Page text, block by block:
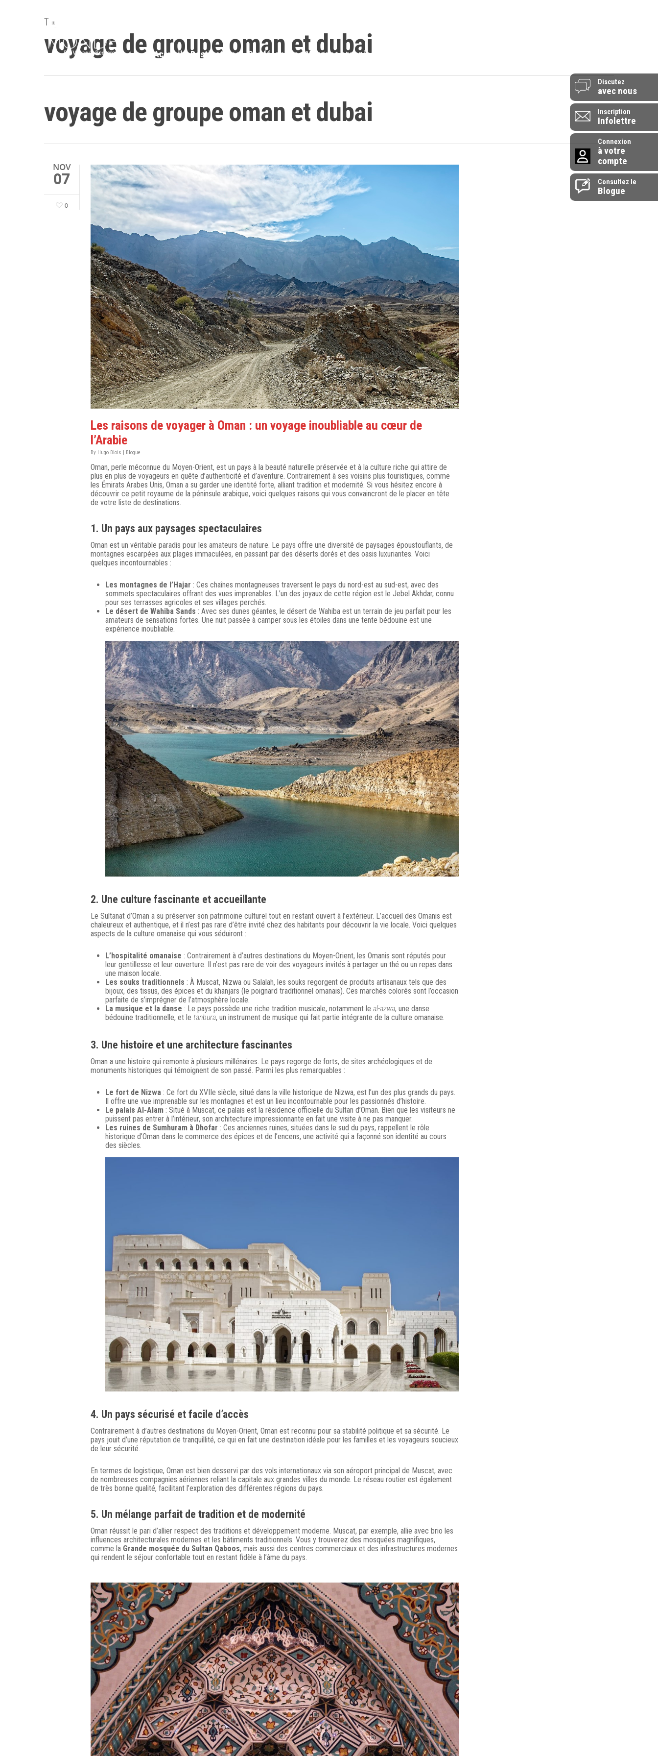
Discutez
avec nous
Inscription
Infolettre
Connexion
à votre
compte
Consultez le
Blogue
Accueil Destinations Conférences Voyages organisés
Tag
voyage de groupe oman et dubai
voyage de groupe oman et dubai
NOV
07
0
Les raisons de voyager à Oman : un voyage inoubliable au cœur de
l’Arabie
By Hugo Blois Blogue
Oman, perle méconnue du Moyen-Orient, est un pays à la beauté naturelle préservée et à la culture riche qui attire de
plus en plus de voyageurs en quête d’authenticité et d’aventure. Contrairement à ses voisins plus touristiques, comme
les Émirats Arabes Unis, Oman a su garder une identité forte, alliant tradition et modernité. Si vous hésitez encore à
découvrir ce petit royaume de la péninsule arabique, voici quelques raisons qui vous convaincront de le placer en tête
de votre liste de destinations.
1. Un pays aux paysages spectaculaires
Oman est un véritable paradis pour les amateurs de nature. Le pays offre une diversité de paysages époustouflants, de
montagnes escarpées aux plages immaculées, en passant par des déserts dorés et des oasis luxuriantes. Voici
quelques incontournables :
Les montagnes de l’Hajar : Ces chaînes montagneuses traversent le pays du nord-est au sud-est, avec des
sommets spectaculaires offrant des vues imprenables. L’un des joyaux de cette région est le Jebel Akhdar, connu
pour ses terrasses agricoles et ses villages perchés.
Le désert de Wahiba Sands : Avec ses dunes géantes, le désert de Wahiba est un terrain de jeu parfait pour les
amateurs de sensations fortes. Une nuit passée à camper sous les étoiles dans une tente bédouine est une
expérience inoubliable.
2. Une culture fascinante et accueillante
Le Sultanat d’Oman a su préserver son patrimoine culturel tout en restant ouvert à l’extérieur. L’accueil des Omanis est
chaleureux et authentique, et il n’est pas rare d’être invité chez des habitants pour découvrir la vie locale. Voici quelques
aspects de la culture omanaise qui vous séduiront :
L’hospitalité omanaise : Contrairement à d’autres destinations du Moyen-Orient, les Omanis sont réputés pour
leur gentillesse et leur ouverture. Il n’est pas rare de voir des voyageurs invités à partager un thé ou un repas dans
une maison locale.
Les souks traditionnels : À Muscat, Nizwa ou Salalah, les souks regorgent de produits artisanaux tels que des
bijoux, des tissus, des épices et du khanjars (le poignard traditionnel omanais). Ces marchés colorés sont l’occasion
parfaite de s’imprégner de l’atmosphère locale.
La musique et la danse : Le pays possède une riche tradition musicale, notamment le al-azwa, une danse
bédouine traditionnelle, et le tanbura, un instrument de musique qui fait partie intégrante de la culture omanaise.
3. Une histoire et une architecture fascinantes
Oman a une histoire qui remonte à plusieurs millénaires. Le pays regorge de forts, de sites archéologiques et de
monuments historiques qui témoignent de son passé. Parmi les plus remarquables :
Le fort de Nizwa : Ce fort du XVIIe siècle, situé dans la ville historique de Nizwa, est l’un des plus grands du pays.
Il offre une vue imprenable sur les montagnes et est un lieu incontournable pour les passionnés d’histoire.
Le palais Al-Alam : Situé à Muscat, ce palais est la résidence officielle du Sultan d’Oman. Bien que les visiteurs ne
puissent pas entrer à l’intérieur, son architecture impressionnante en fait une visite à ne pas manquer.
Les ruines de Sumhuram à Dhofar : Ces anciennes ruines, situées dans le sud du pays, rappellent le rôle
historique d’Oman dans le commerce des épices et de l’encens, une activité qui a façonné son identité au cours
des siècles.
4. Un pays sécurisé et facile d’accès
Contrairement à d’autres destinations du Moyen-Orient, Oman est reconnu pour sa stabilité politique et sa sécurité. Le
pays jouit d’une réputation de tranquillité, ce qui en fait une destination idéale pour les familles et les voyageurs soucieux
de leur sécurité.
En termes de logistique, Oman est bien desservi par des vols internationaux via son aéroport principal de Muscat, avec
de nombreuses compagnies aériennes reliant la capitale aux grandes villes du monde. Le réseau routier est également
de très bonne qualité, facilitant l’exploration des différentes régions du pays.
5. Un mélange parfait de tradition et de modernité
Oman réussit le pari d’allier respect des traditions et développement moderne. Muscat, par exemple, allie avec brio les
influences architecturales modernes et les bâtiments traditionnels. Vous y trouverez des mosquées magnifiques,
comme la Grande mosquée du Sultan Qaboos, mais aussi des centres commerciaux et des infrastructures modernes
qui rendent le séjour confortable tout en restant fidèle à l’âme du pays.